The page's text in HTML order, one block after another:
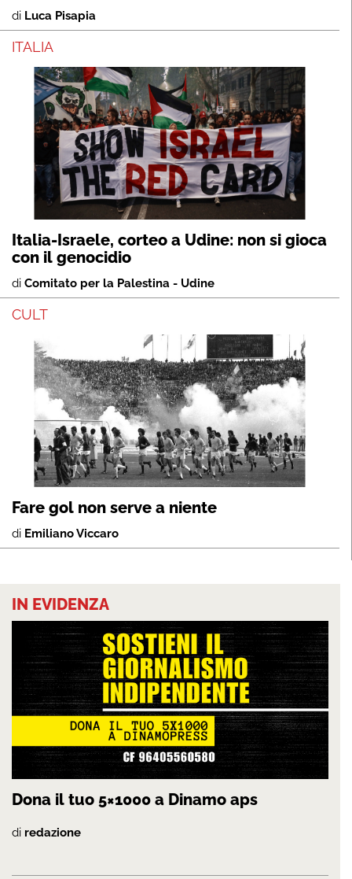
di Luca Pisapia
ITALIA
Italia-Israele, corteo a Udine: non si gioca
con il genocidio
di Comitato per la Palestina - Udine
CULT
Fare gol non serve a niente
di Emiliano Viccaro
IN EVIDENZA
Dona il tuo 5×1000 a Dinamo aps
di redazione